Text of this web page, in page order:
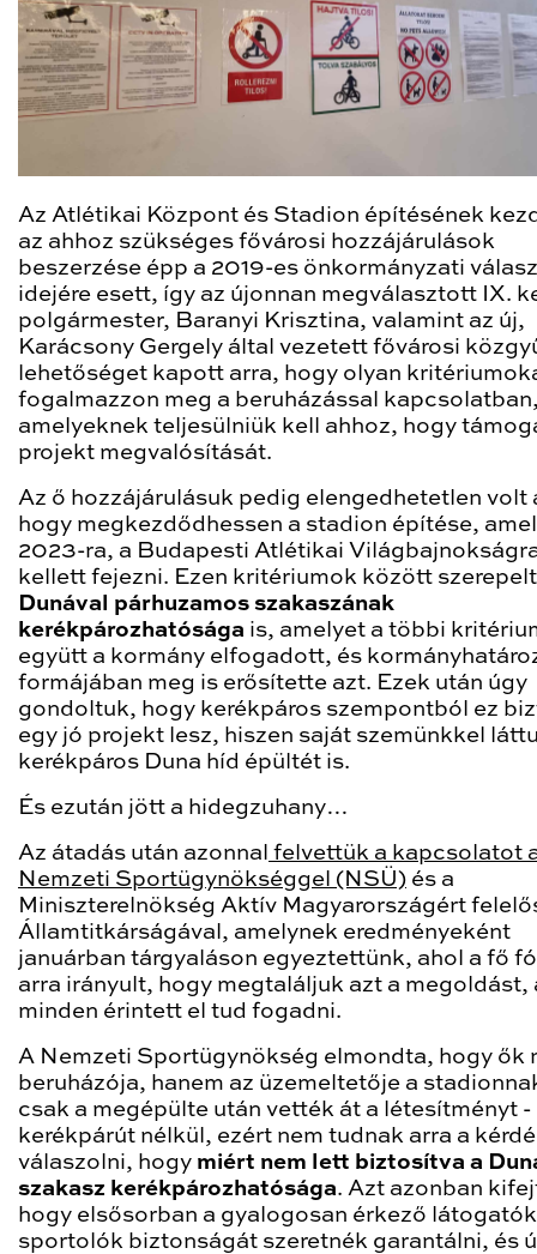
Az Atlétikai Központ és Stadion építésének
az ahhoz szükséges fővárosi hozzájárulások
beszerzése épp a 2019-es önkormányzati
idejére esett, így az újonnan megválasztott IX.
polgármester, Baranyi Krisztina, valamint az új,
Karácsony Gergely által vezetett fővárosi
lehetőséget kapott arra, hogy olyan
fogalmazzon meg a beruházással
amelyeknek teljesülniük kell ahhoz, hogy
projekt megvalósítását.
Az ő hozzájárulásuk pedig elengedhetetlen volt
hogy megkezdődhessen a stadion építése,
2023-ra, a Budapesti Atlétikai
kellett fejezni. Ezen kritériumok között
Dunával párhuzamos szakaszának
kerékpározhatósága is, amelyet a többi
együtt a kormány elfogadott, és
formájában meg is erősítette azt. Ezek után úgy
gondoltuk, hogy kerékpáros szempontból ez
egy jó projekt lesz, hiszen saját szemünkkel
kerékpáros Duna híd épültét is.
És ezután jött a hidegzuhany…
Az átadás után azonnal felvettük a kapcsolatot
Nemzeti Sportügynökséggel (NSÜ) és a
Miniszterelnökség Aktív Magyarországért
Államtitkárságával, amelynek eredményeként
januárban tárgyaláson egyeztettünk, ahol a fő
arra irányult, hogy megtaláljuk azt a megoldást,
minden érintett el tud fogadni.
A Nemzeti Sportügynökség elmondta, hogy ők
beruházója, hanem az üzemeltetője a
csak a megépülte után vették át a létesítményt -
kerékpárút nélkül, ezért nem tudnak arra a
válaszolni, hogy miért nem lett biztosítva a
szakasz kerékpározhatósága. Azt azonban
hogy elsősorban a gyalogosan érkező
sportolók biztonságát szeretnék garantálni, és